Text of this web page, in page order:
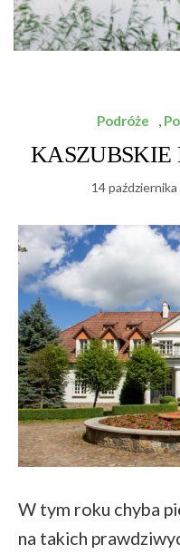
Podróże ,
KASZUBSKIE
14
W tym roku chyba
na takich